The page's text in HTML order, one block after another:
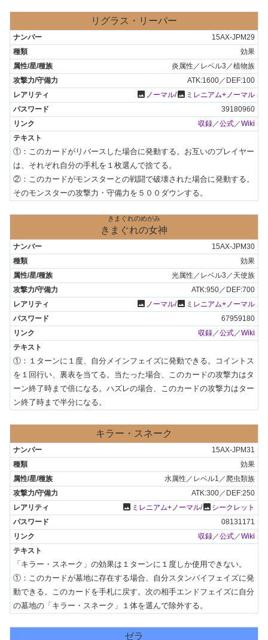
リグラス・リーパー
15AX-JPM29
効果
炎属性／レベル3／植物族
ATK:1600／DEF:100
photo ノーマル/photo ミレニアム+ノーマル
39180960
収録／公式／Wiki
①：このカードがリバースした場合に発動する。お互いのプレイヤー
は、それぞれ自分の手札を１枚選んで捨てる。
②：このカードがモンスターとの戦闘で破壊された場合に発動する。
そのモンスターの攻撃力・守備力を５００ダウンする。
きまぐれのめがみ
きまぐれの女神
15AX-JPM30
効果
光属性／レベル3／天使族
ATK:950／DEF:700
photo ノーマル/photo ミレニアム+ノーマル
67959180
収録／公式／Wiki
①：１ターンに１度、自分メインフェイズに発動できる。コイントス
を１回行い、裏表を当てる。当たった場合、このカードの攻撃力はタ
ーン終了時まで倍になる。ハズレの場合、このカードの攻撃力はター
ン終了時まで半分になる。
キラー・スネーク
15AX-JPM31
効果
水属性／レベル1／爬虫類族
ATK:300／DEF:250
photo ミレニアム+ノーマル/photo シークレット
08131171
収録／公式／Wiki
「キラー・スネーク」の効果は１ターンに１度しか使用できない。
①：このカードが墓地に存在する場合、自分スタンバイフェイズに発
動できる。このカードを手札に戻す。次の相手エンドフェイズに自分
の墓地の「キラー・スネーク」１体を選んで除外する。
ゼラ